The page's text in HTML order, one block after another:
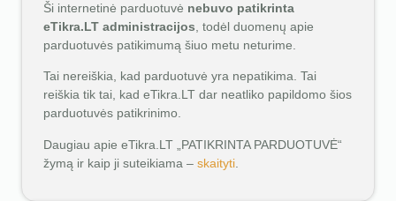
Ši internetinė parduotuvė nebuvo patikrinta
eTikra.LT administracijos , todėl duomenų apie
parduotuvės patikimumą šiuo metu neturime.
Tai nereiškia, kad parduotuvė yra nepatikima. Tai
reiškia tik tai, kad eTikra.LT dar neatliko papildomo šios
parduotuvės patikrinimo.
Daugiau apie eTikra.LT „PATIKRINTA PARDUOTUVĖ“
žymą ir kaip ji suteikiama – skaityti